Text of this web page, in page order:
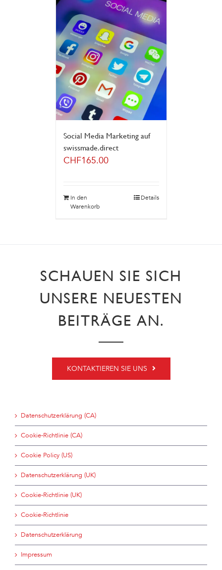
Social Media Marketing auf
swissmade.direct
CHF165.00
In den
Warenkorb
Details
SCHAUEN SIE SICH
UNSERE NEUESTEN
BEITRÄGE AN.
KONTAKTIEREN SIE UNS
Datenschutzerklärung (CA)
Cookie-Richtlinie (CA)
Cookie Policy (US)
Datenschutzerklärung (UK)
Cookie-Richtlinie (UK)
Cookie-Richtlinie
Datenschutzerklärung
Impressum